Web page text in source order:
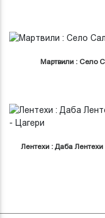
Мартвили : Село
Лентехи : Даба